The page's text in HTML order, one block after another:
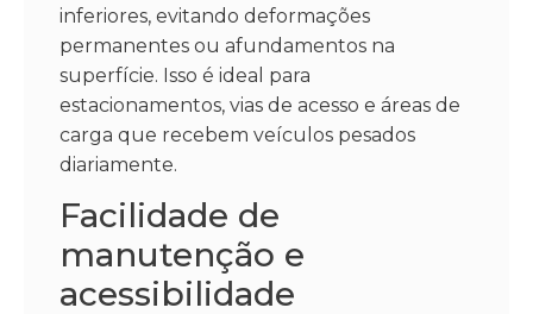
inferiores, evitando deformações
permanentes ou afundamentos na
superfície. Isso é ideal para
estacionamentos, vias de acesso e áreas de
carga que recebem veículos pesados
diariamente.
Facilidade de
manutenção e
acessibilidade